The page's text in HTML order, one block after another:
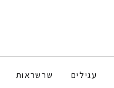
עגילים שרשראות